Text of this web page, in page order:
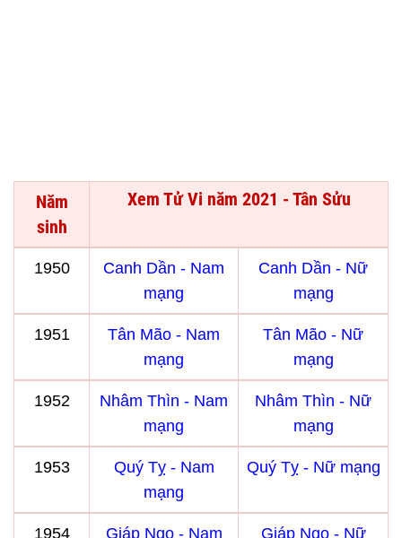
Năm
sinh
Xem Tử Vi năm 2021 - Tân Sửu
1950
Canh Dần - Nam
mạng
Canh Dần - Nữ
mạng
1951
Tân Mão - Nam
mạng
Tân Mão - Nữ
mạng
1952
Nhâm Thìn - Nam
mạng
Nhâm Thìn - Nữ
mạng
1953
Quý Tỵ - Nam
mạng
Quý Tỵ - Nữ mạng
1954
Giáp Ngọ - Nam
Giáp Ngọ - Nữ